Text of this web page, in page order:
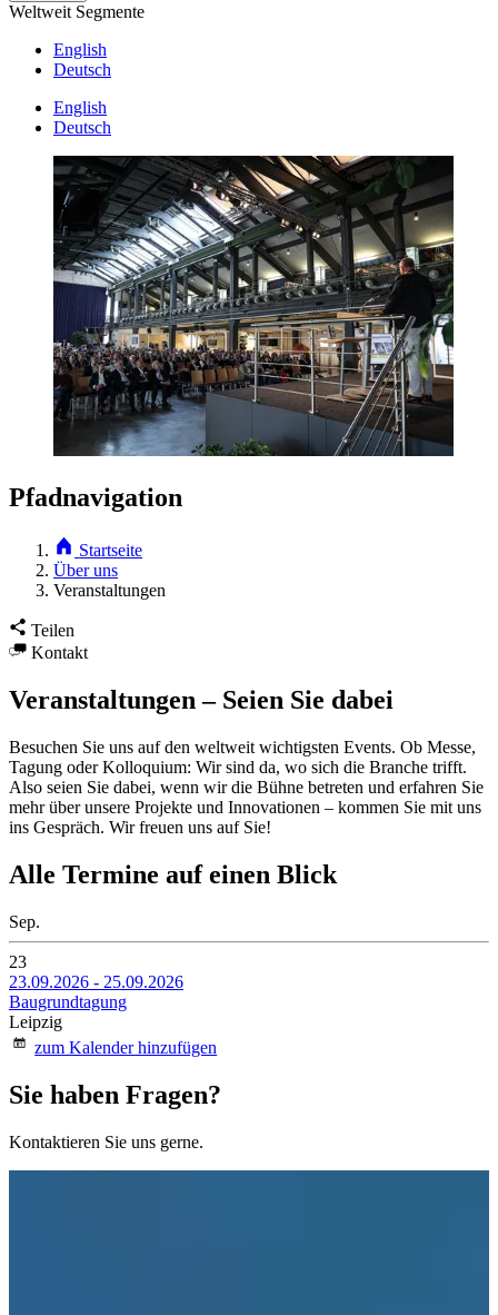
Weltweit Segmente
English
Deutsch
English
Deutsch
Pfadnavigation
Startseite
Über uns
Veranstaltungen
Teilen
Kontakt
Veranstaltungen – Seien Sie dabei
Besuchen Sie uns auf den weltweit wichtigsten Events. Ob Messe,
Tagung oder Kolloquium: Wir sind da, wo sich die Branche trifft.
Also seien Sie dabei, wenn wir die Bühne betreten und erfahren Sie
mehr über unsere Projekte und Innovationen – kommen Sie mit uns
ins Gespräch. Wir freuen uns auf Sie!
Alle Termine auf einen Blick
Sep.
23
23.09.2026 - 25.09.2026
Baugrundtagung
Leipzig
zum Kalender hinzufügen
Sie haben Fragen?
Kontaktieren Sie uns gerne.